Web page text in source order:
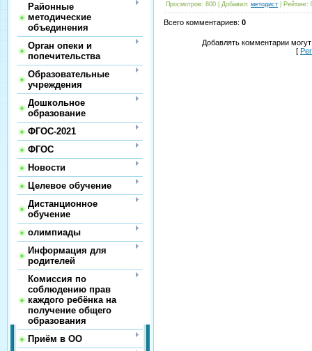
Районные
методические
объединения
Орган опеки и
попечительства
Образовательные
учреждения
Дошкольное
образование
ФГОС-2021
ФГОС
Новости
Целевое обучение
Дистанционное
обучение
олимпиады
Информация для
родителей
Комиссия по
соблюдению прав
каждого ребёнка на
получение общего
образования
Приём в ОО
Просмотров: 800 Добавил: методист Рейтинг:
Всего комментариев: 0
Добавлять комментарии
[